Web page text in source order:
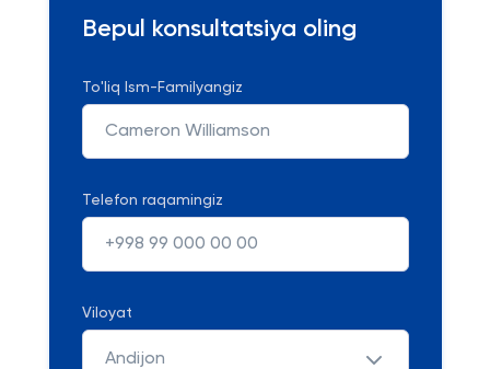
Bepul konsultatsiya oling
To'liq Ism-Familyangiz
Telefon raqamingiz
Viloyat
Andijon